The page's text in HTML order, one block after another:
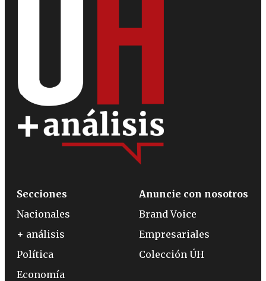
Secciones
Nacionales
+ análisis
Política
Economía
Anuncie con nosotros
Brand Voice
Empresariales
Colección ÚH